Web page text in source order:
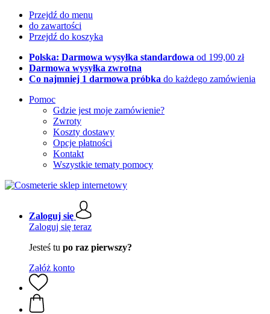
Przejdź do menu
do zawartości
Przejdź do koszyka
Polska: Darmowa wysyłka standardowa od 199,00 zł
Darmowa wysyłka zwrotna
Co najmniej 1 darmowa próbka do każdego zamówienia
Pomoc
Gdzie jest moje zamówienie?
Zwroty
Koszty dostawy
Opcje płatności
Kontakt
Wszystkie tematy pomocy
Zaloguj się
Zaloguj się teraz
Jesteś tu po raz pierwszy?
Załóż konto